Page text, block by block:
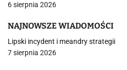
6 sierpnia 2026
NAJNOWSZE WIADOMOŚCI
Lipski incydent i meandry strategii
7 sierpnia 2026